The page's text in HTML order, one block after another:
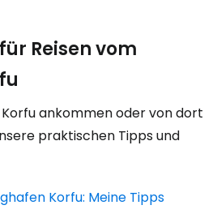
Reisen vom
ankommen oder von dort
praktischen Tipps und
Korfu: Meine Tipps